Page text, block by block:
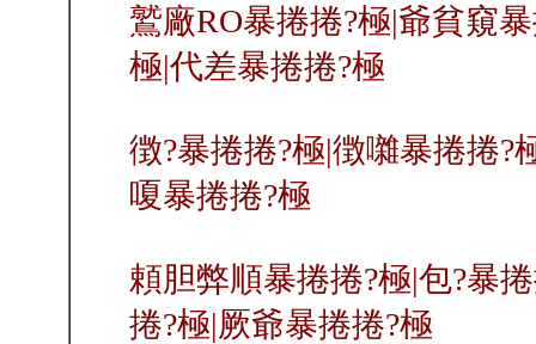
鷲廠RO暴捲捲?極|爺貧窺
極|代差暴捲捲?極
徴?暴捲捲?極|徴囃暴捲捲?
嗄暴捲捲?極
頼胆弊順暴捲捲?極|包?暴
捲?極|厥爺暴捲捲?極